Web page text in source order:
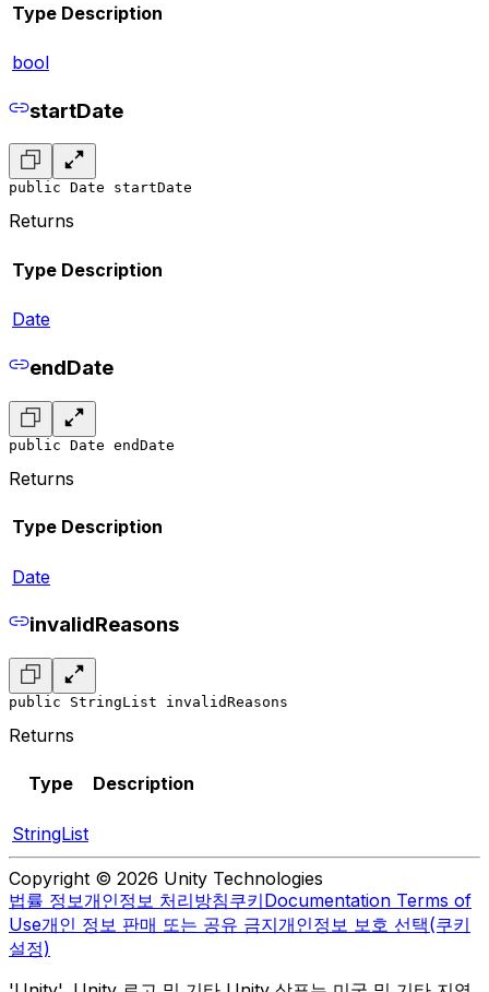
Type Description
bool
startDate
public Date startDate
Returns
Type Description
Date
endDate
public Date endDate
Returns
Type Description
Date
invalidReasons
public StringList invalidReasons
Returns
Type Description
StringList
Copyright © 2026 Unity Technologies
법률 정보개인정보 처리방침쿠키Documentation Terms of
Use개인 정보 판매 또는 공유 금지개인정보 보호 선택(쿠키
설정)